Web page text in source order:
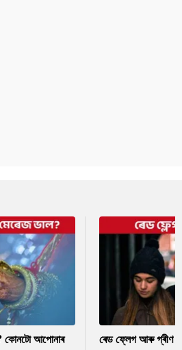
কোনটো আপোনাৰ
ৰেড ফ্লেগ আৰু গ্ৰীণ